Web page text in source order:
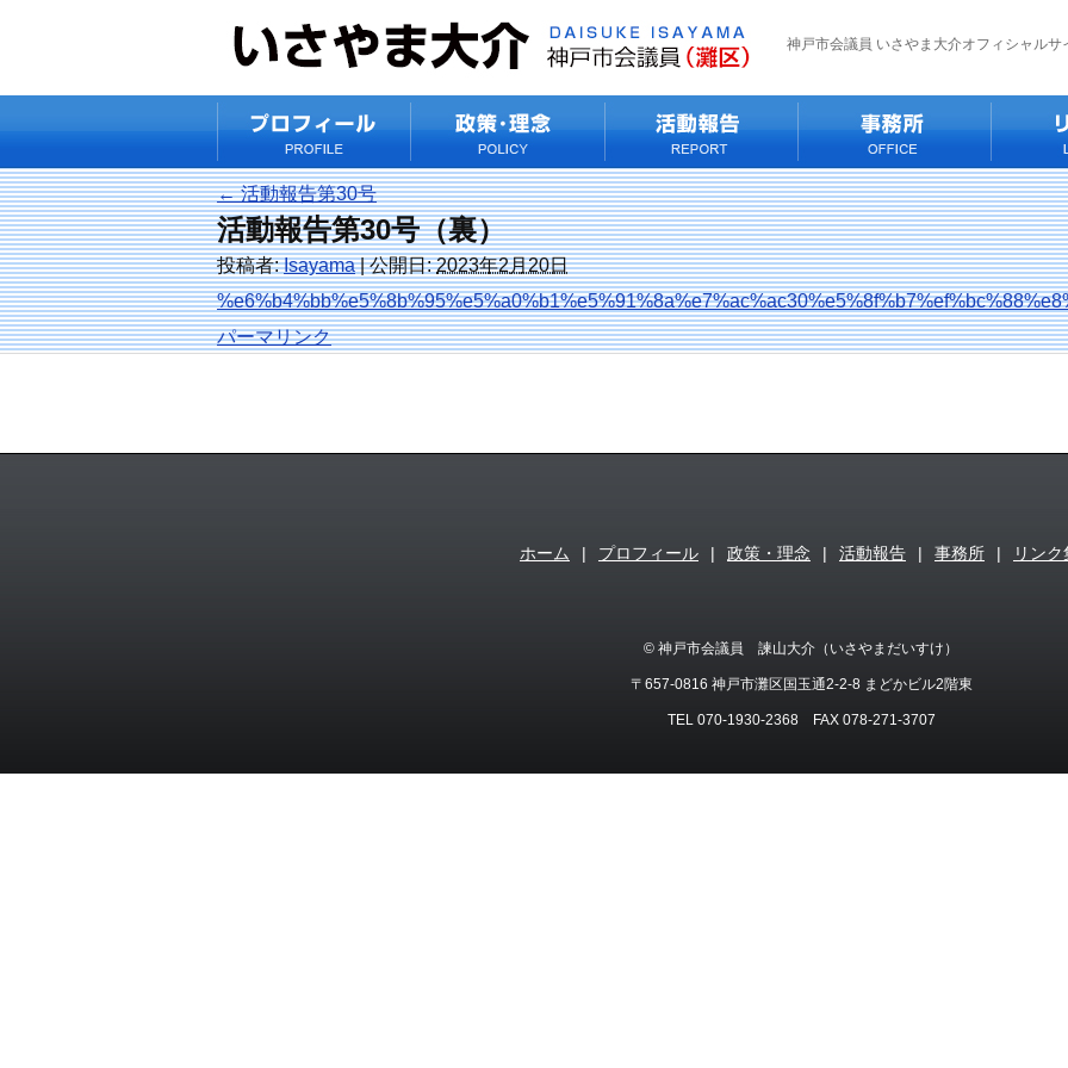
神戸市会議員 いさやま大介オフィシャルサ
←活動報告第30号
活動報告第30号（裏）
投稿者: Isayama | 公開日: 2023年2月20日
パーマリンク
ホーム | プロフィール | 政策・理念 | 活動報告 | 事務所 | リンク
© 神戸市会議員 諫山大介（いさやまだいすけ）
〒657-0816 神戸市灘区国玉通2-2-8 まどかビル2階東
TEL 070-1930-2368 FAX 078-271-3707